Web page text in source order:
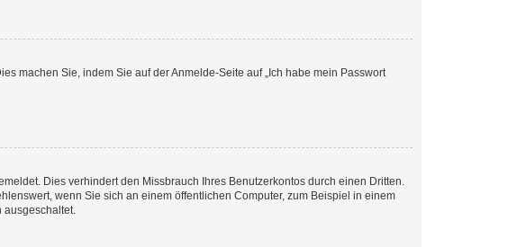
machen Sie, indem Sie auf der Anmelde-Seite auf „Ich habe mein Passwort
Dies verhindert den Missbrauch Ihres Benutzerkontos durch einen Dritten.
wenn Sie sich an einem öffentlichen Computer, zum Beispiel in einem
ausgeschaltet.